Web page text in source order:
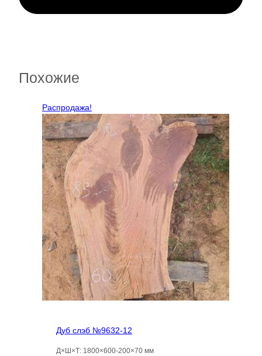
Похожие
Распродажа!
Дуб слэб №9632-12
Д×Ш×Т: 1800×600-200×70 мм